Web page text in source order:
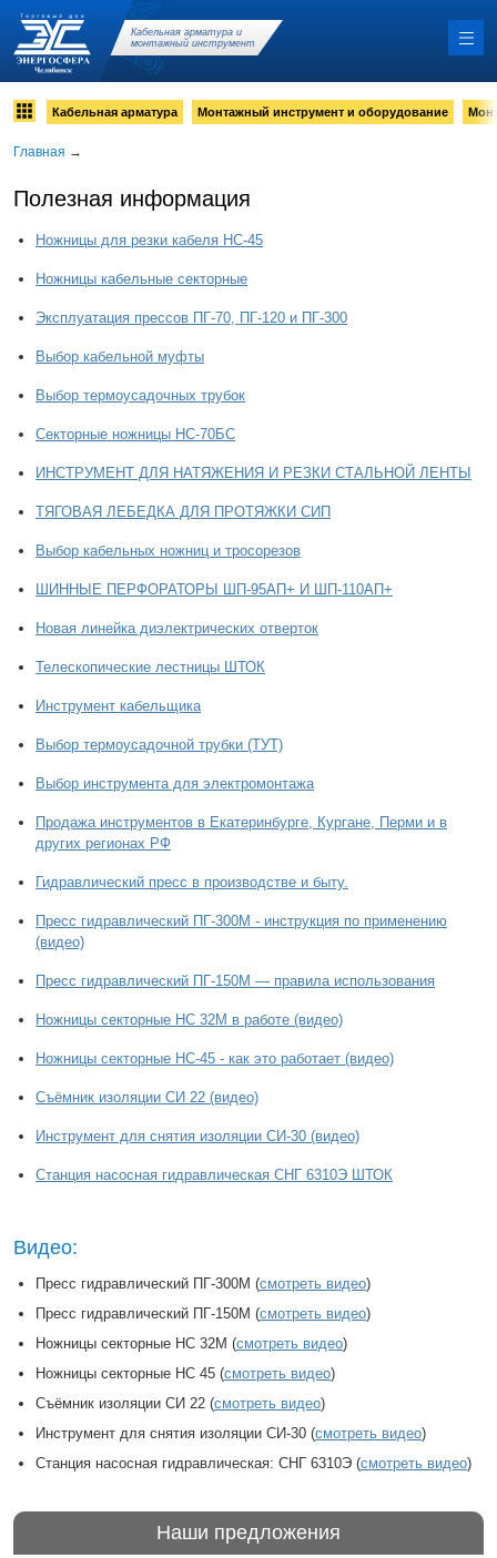
Кабельная арматура и
монтажный инструмент
Кабельная арматура Монтажный инструмент и оборудование
Главная →
Полезная информация
Ножницы для резки кабеля НС-45
Ножницы кабельные секторные
Эксплуатация прессов ПГ-70, ПГ-120 и ПГ-300
Выбор кабельной муфты
Выбор термоусадочных трубок
Секторные ножницы НС-70БС
ИНСТРУМЕНТ ДЛЯ НАТЯЖЕНИЯ И РЕЗКИ СТАЛЬНОЙ ЛЕНТЫ
ТЯГОВАЯ ЛЕБЕДКА ДЛЯ ПРОТЯЖКИ СИП
Выбор кабельных ножниц и тросорезов
ШИННЫЕ ПЕРФОРАТОРЫ ШП-95АП+ И ШП-110АП+
Новая линейка диэлектрических отверток
Телескопические лестницы ШТОК
Инструмент кабельщика
Выбор термоусадочной трубки (ТУТ)
Выбор инструмента для электромонтажа
Продажа инструментов в Екатеринбурге, Кургане, Перми и в
других регионах РФ
Гидравлический пресс в производстве и быту.
Пресс гидравлический ПГ-300М - инструкция по применению
(видео)
Пресс гидравлический ПГ-150М — правила использования
Ножницы секторные НС 32М в работе (видео)
Ножницы секторные НС-45 - как это работает (видео)
Съёмник изоляции СИ 22 (видео)
Инструмент для снятия изоляции СИ-30 (видео)
Cтанция насосная гидравлическая СНГ 6310Э ШТОК
Видео:
Пресс гидравлический ПГ-300М (смотреть видео)
Пресс гидравлический ПГ-150М (смотреть видео)
Ножницы секторные НС 32М (смотреть видео)
Ножницы секторные НС 45 (смотреть видео)
Съёмник изоляции СИ 22 (смотреть видео)
Инструмент для снятия изоляции СИ-30 (смотреть видео)
Cтанция насосная гидравлическая: СНГ 6310Э (смотреть видео)
Наши предложения